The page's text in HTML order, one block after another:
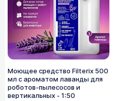
Моющее средство Filterix 500
мл с ароматом лаванды для
роботов-пылесосов и
вертикальных - 1:50